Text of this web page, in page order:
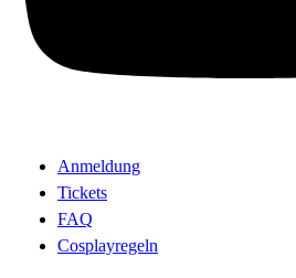
Anmeldung
Tickets
FAQ
Cosplayregeln